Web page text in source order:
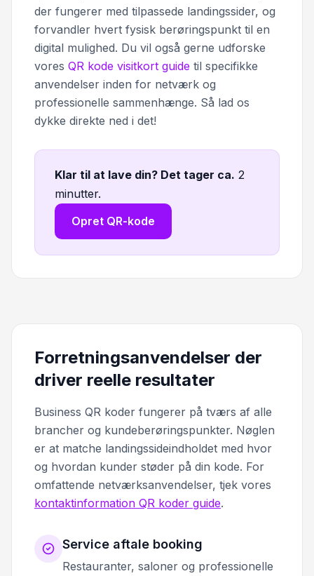
der fungerer med tilpassede landingssider, og
forvandler hvert fysisk berøringspunkt til en
digital mulighed. Du vil også gerne udforske
vores QR kode visitkort guide til specifikke
anvendelser inden for netværk og
professionelle sammenhænge. Så lad os
dykke direkte ned i det!
Klar til at lave din? Det tager ca. 2
minutter.
Opret QR-kode
Forretningsanvendelser der
driver reelle resultater
Business QR koder fungerer på tværs af alle
brancher og kundeberøringspunkter. Nøglen
er at matche landingssideindholdet med hvor
og hvordan kunder støder på din kode. For
omfattende netværksanvendelser, tjek vores
kontaktinformation QR koder guide.
Service aftale booking
Restauranter, saloner og professionelle